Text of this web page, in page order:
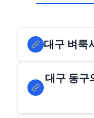
대구 벼룩
대구 동구